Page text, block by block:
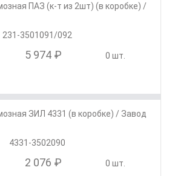
ПАЗ (к-т из 2шт) (в коробке) /
231-3501091/092
5 974 ₽ 0 шт.
ЗИЛ 4331 (в коробке) / Завод
4331-3502090
2 076 ₽ 0 шт.